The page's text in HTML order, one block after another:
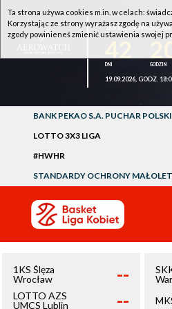
1KS ŚLĘZA
19.09.2026, GODZ.
BANK PEKAO S.A. PUCHAR
LOTTO 3X3 LIGA
#HWHR
STANDARDY OCHRONY
1KS Ślęza
Wrocław
--
LOTTO AZS
UMCS Lublin
--
Ta strona używa cookies m.in. w celach:
Korzystając ze strony wyrażasz zgodę na
zgody powinieneś zmienić ustawienia swojej